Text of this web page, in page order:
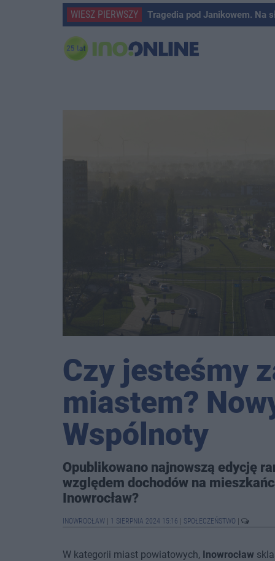
WIESZ PIERWSZY Tragedia pod Janikowem. Na
Czy jesteśmy
miastem?
Wspólnoty
Opublikowano najnowszą edycję
względem dochodów na
Inowrocław?
INOWROCŁAW 1 SIERPNIA 2024 15:16 SPOŁECZEŃSTWO
W kategorii miast powiatowych, Inowrocław